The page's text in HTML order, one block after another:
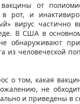
от
в рот, и
вирус частично
В США в
обнаруживают
из человеческой
о том, какая
не
и приведены в